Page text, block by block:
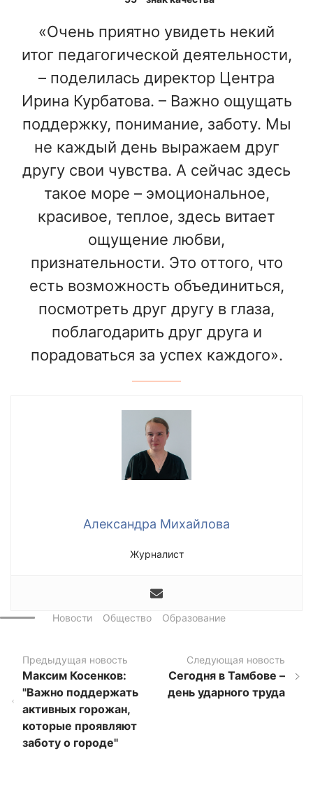
«Очень приятно увидеть некий
итог педагогической деятельности,
– поделилась директор Центра
Ирина Курбатова. – Важно ощущать
поддержку, понимание, заботу. Мы
не каждый день выражаем друг
другу свои чувства. А сейчас здесь
такое море – эмоциональное,
красивое, теплое, здесь витает
ощущение любви,
признательности. Это оттого, что
есть возможность объединиться,
посмотреть друг другу в глаза,
поблагодарить друг друга и
порадоваться за успех каждого».
Александра Михайлова
Журналист
Новости Общество Образование
Предыдущая новость
Максим Косенков:
"Важно поддержать
активных горожан,
которые проявляют
заботу о городе"
Следующая новость
Сегодня в Тамбове –
день ударного труда